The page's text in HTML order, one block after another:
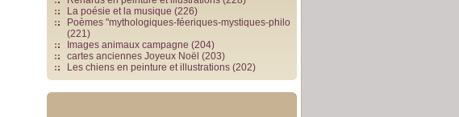
La poésie et la musique (226)
Poèmes "mythologiques-féeriques-mystiques-philo
(221)
Images animaux campagne (204)
cartes anciennes Joyeux Noël (203)
Les chiens en peinture et illustrations (202)